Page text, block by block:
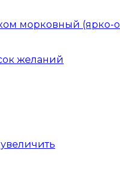
морковный
желаний